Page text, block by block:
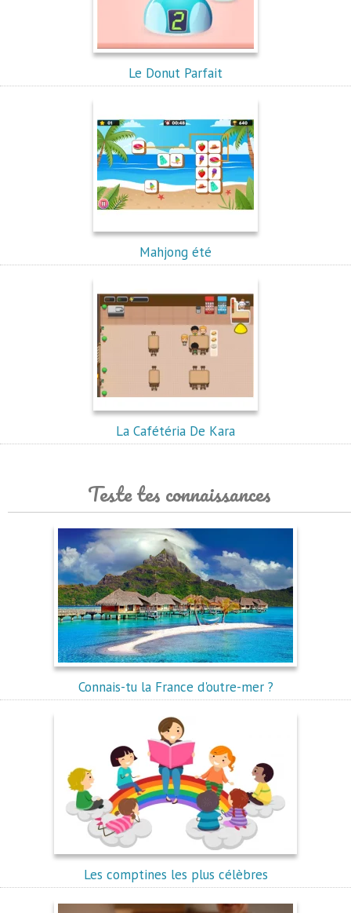
Le Donut Parfait
Mahjong été
La Cafétéria De Kara
Teste tes connaissances
Connais-tu la France d'outre-mer ?
Les comptines les plus célèbres